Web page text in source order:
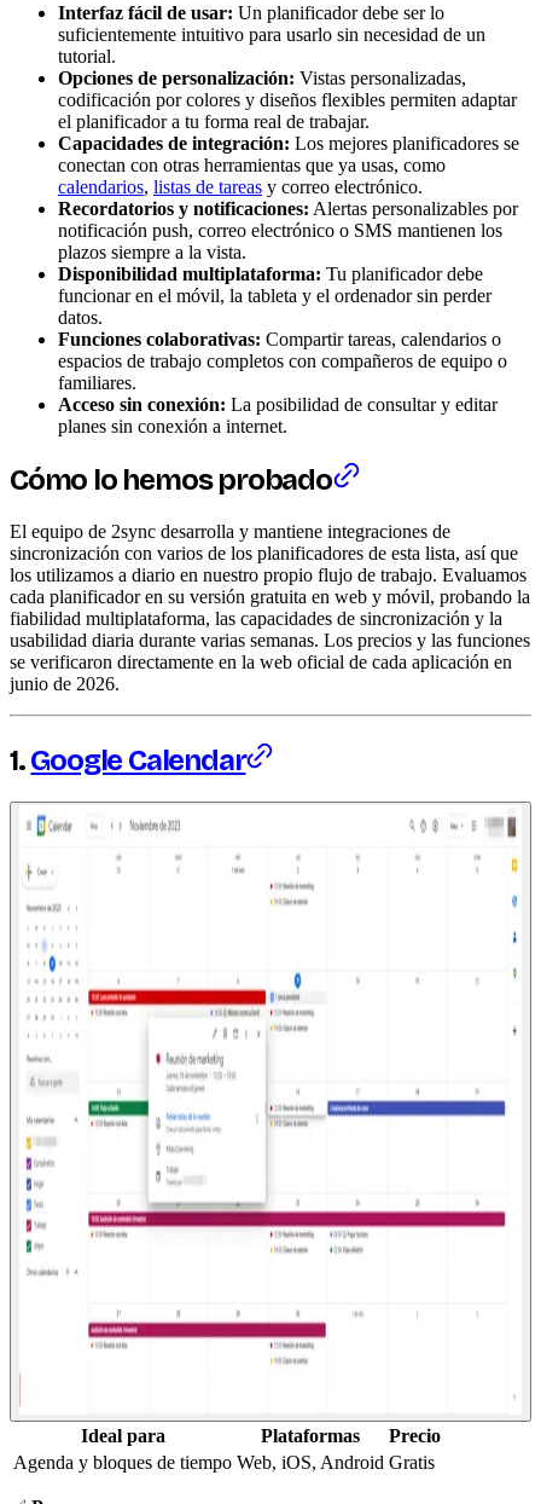
Interfaz fácil de usar: Un planificador debe ser lo
suficientemente intuitivo para usarlo sin necesidad de un
tutorial.
Opciones de personalización: Vistas personalizadas,
codificación por colores y diseños flexibles permiten adaptar
el planificador a tu forma real de trabajar.
Capacidades de integración: Los mejores planificadores se
conectan con otras herramientas que ya usas, como
calendarios, listas de tareas y correo electrónico.
Recordatorios y notificaciones: Alertas personalizables por
notificación push, correo electrónico o SMS mantienen los
plazos siempre a la vista.
Disponibilidad multiplataforma: Tu planificador debe
funcionar en el móvil, la tableta y el ordenador sin perder
datos.
Funciones colaborativas: Compartir tareas, calendarios o
espacios de trabajo completos con compañeros de equipo o
familiares.
Acceso sin conexión: La posibilidad de consultar y editar
planes sin conexión a internet.
Cómo lo hemos probado
El equipo de 2sync desarrolla y mantiene integraciones de
sincronización con varios de los planificadores de esta lista, así que
los utilizamos a diario en nuestro propio flujo de trabajo. Evaluamos
cada planificador en su versión gratuita en web y móvil, probando la
fiabilidad multiplataforma, las capacidades de sincronización y la
usabilidad diaria durante varias semanas. Los precios y las funciones
se verificaron directamente en la web oficial de cada aplicación en
junio de 2026.
1.Google Calendar
Ideal para Plataformas
Precio
Agenda y bloques de tiempo Web, iOS, Android Gratis